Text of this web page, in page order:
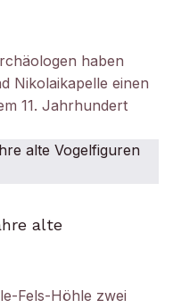
haben
Nikolaikapelle einen
11. Jahrhundert
alte
Fels-Höhle zwei